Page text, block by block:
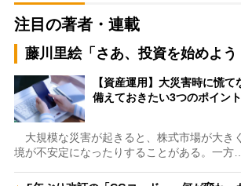
注目の著者・連載
藤川里絵「さあ、投資を始めよう
【資産運用】大災害時に慌
備えておきたい3つのポイン
大規模な災害が起きると、株式市場が大き
境が不安定になったりすることがある。一方…